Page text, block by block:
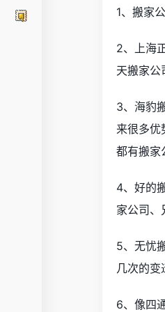
1、搬家
2、上海
天搬家公
3、海豹
来很多优
都有搬家
4、好的
家公司、
5、无忧
几次的变
6、像四